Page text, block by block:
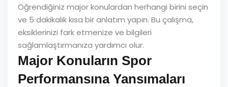
Öğrendiğiniz major konulardan herhangi birini seçin
ve 5 dakikalık kısa bir anlatım yapın. Bu çalışma,
eksiklerinizi fark etmenize ve bilgileri
sağlamlaştırmanıza yardımcı olur.
Major Konuların Spor
Performansına Yansımaları